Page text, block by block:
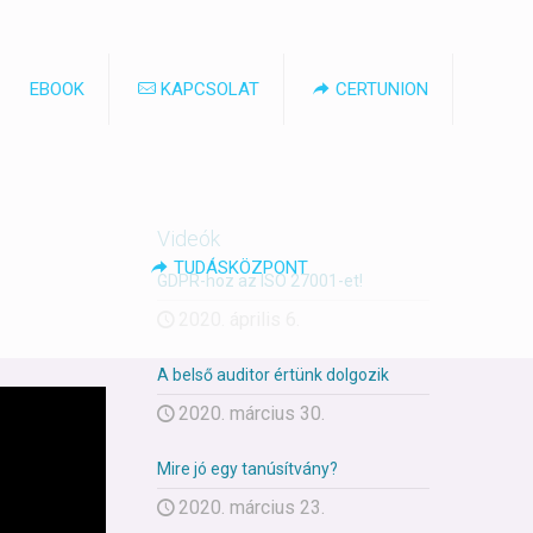
EBOOK KAPCSOLAT CERTUNION
TUDÁSKÖZPONT
Videók
GDPR-hoz az ISO 27001-et!
A belső auditor értünk dolgozik
2020. március 30.
Mire jó egy tanúsítvány?
2020. március 23.